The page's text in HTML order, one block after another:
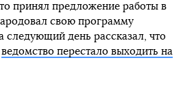
принял предложение работы в
свою программу
следующий день рассказал, что
ведомство перестало выходить на